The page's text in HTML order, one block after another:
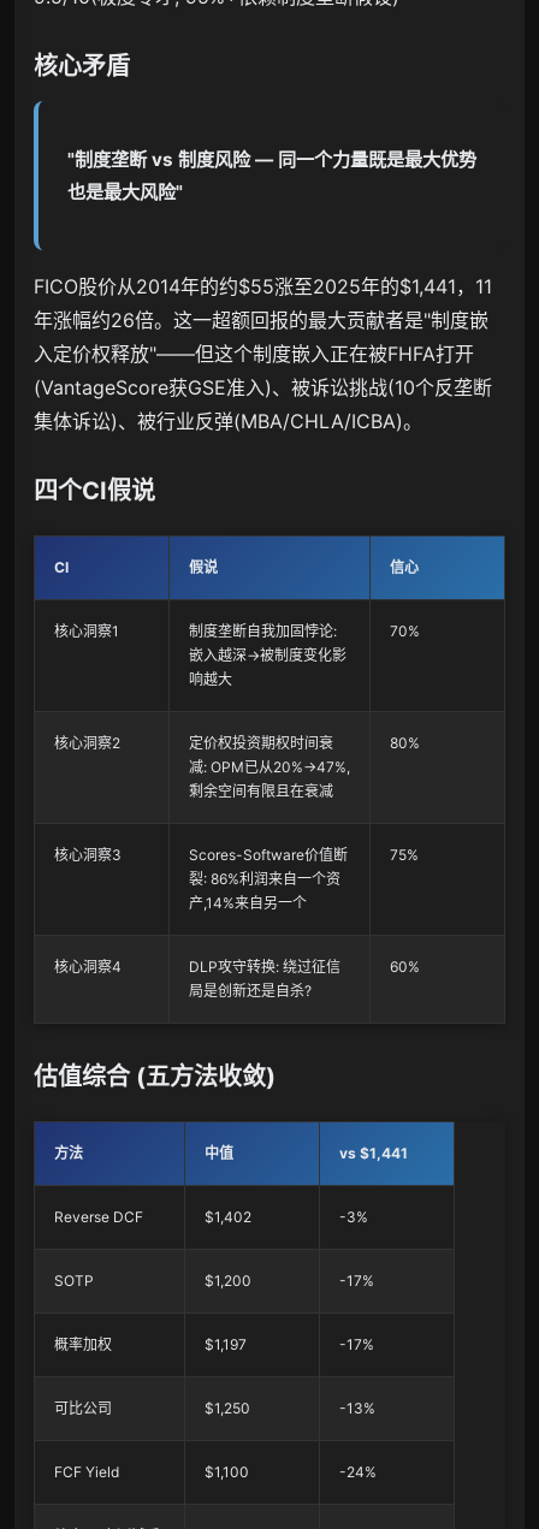
核心矛盾
"制度垄断 vs 制度风险 — 同一个力量既是最大优势
也是最大风险"
FICO股价从2014年的约$55涨至2025年的$1,441，11
年涨幅约26倍。这一超额回报的最大贡献者是"制度嵌
入定价权释放"——但这个制度嵌入正在被FHFA打开
(VantageScore获GSE准入)、被诉讼挑战(10个反垄断
集体诉讼)、被行业反弹(MBA/CHLA/ICBA)。
四个CI假说
CI 假说 信心
核心洞察1
制度垄断自我加固悖论:
嵌入越深→被制度变化影
响越大
70%
核心洞察2
定价权投资期权时间衰
减: OPM已从20%→47%,
剩余空间有限且在衰减
80%
核心洞察3
Scores-Software价值断
裂: 86%利润来自一个资
产,14%来自另一个
75%
核心洞察4
DLP攻守转换: 绕过征信
局是创新还是自杀?
60%
估值综合 (五方法收敛)
方法 中值 vs $1,441
Reverse DCF $1,402 -3%
SOTP $1,200 -17%
概率加权 $1,197 -17%
可比公司 $1,250 -13%
FCF Yield $1,100 -24%